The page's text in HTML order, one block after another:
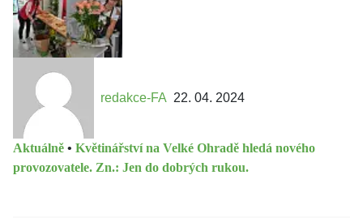
redakce-FA 22. 04. 2024
Aktuálně • Květinářství na Velké Ohradě hledá nového
provozovatele. Zn.: Jen do dobrých rukou.